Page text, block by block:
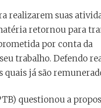
realizarem suas
retornou para
por conta da
trabalho. Defendo
quais já são
questionou a